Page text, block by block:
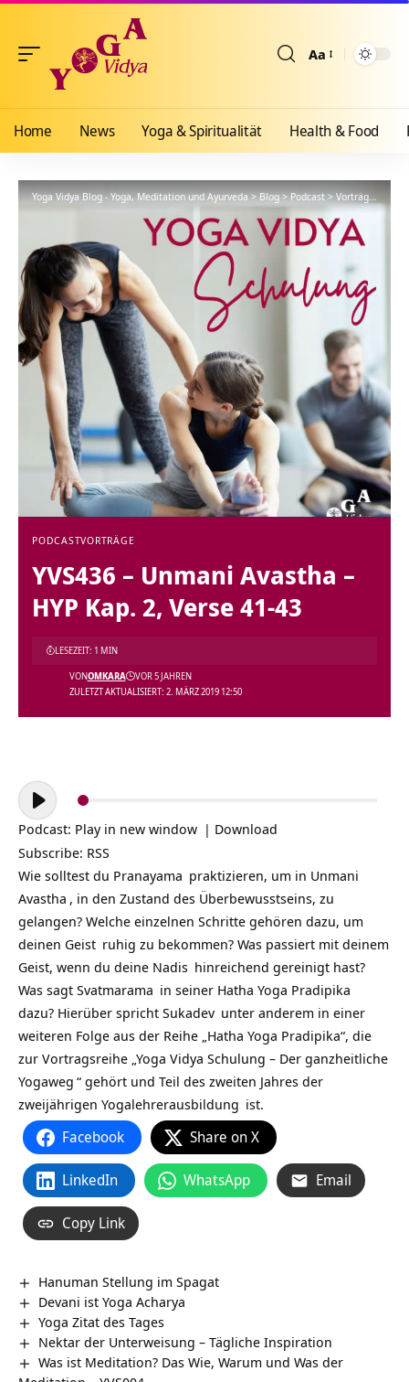
Aa
Home News Yoga & Spiritualität Health & Food
Yoga Vidya Blog - Yoga, Meditation und Ayurveda>Blog>Podcast>Vorträge >
PODCASTVORTRÄGE
YVS436 – Unmani Avastha –
HYP Kap. 2, Verse 41-43
ZULETZT AKTUALISIERT: 2. MÄRZ 2019 12:50
VONOMKARA VOR 5 JAHREN
LESEZEIT: 1 MIN
Audio-
Player
Podcast: Play in new window | Download
Subscribe: RSS
Wie solltest du Pranayama praktizieren, um in Unmani
Avastha , in den Zustand des Überbewusstseins, zu
gelangen? Welche einzelnen Schritte gehören dazu, um
deinen Geist ruhig zu bekommen? Was passiert mit deinem
Geist, wenn du deine Nadis hinreichend gereinigt hast?
Was sagt Svatmarama in seiner Hatha Yoga Pradipika
dazu? Hierüber spricht Sukadev unter anderem in einer
weiteren Folge aus der Reihe „Hatha Yoga Pradipika“, die
zur Vortragsreihe „Yoga Vidya Schulung – Der ganzheitliche
Yogaweg “ gehört und Teil des zweiten Jahres der
zweijährigen Yogalehrerausbildung ist.
Facebook Share on X
LinkedIn WhatsApp Email
Copy Link
Hanuman Stellung im Spagat
Devani ist Yoga Acharya
Yoga Zitat des Tages
Nektar der Unterweisung – Tägliche Inspiration
Was ist Meditation? Das Wie, Warum und Was der